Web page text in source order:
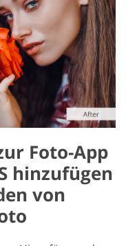
Foto-App
hinzufügen
von